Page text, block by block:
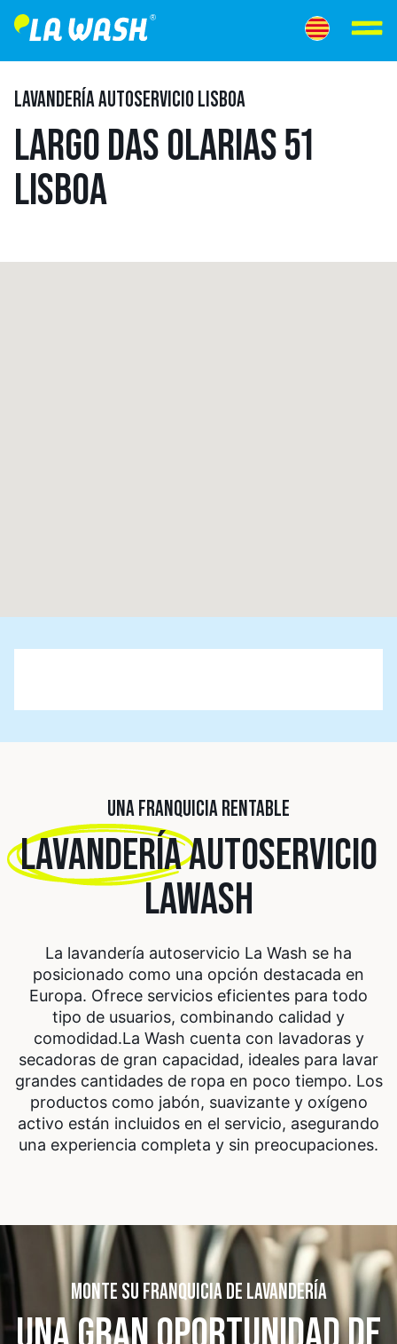
LAVANDERÍA AUTOSERVICIO LISBOA
LARGO DAS OLARIAS 51
LISBOA
UNA FRANQUICIA RENTABLE
LAVANDERÍAAUTOSERVICIO
LAWASH
La lavandería autoservicio La Wash se ha
posicionado como una opción destacada en
Europa. Ofrece servicios eficientes para todo
tipo de usuarios, combinando calidad y
comodidad.La Wash cuenta con lavadoras y
secadoras de gran capacidad, ideales para lavar
grandes cantidades de ropa en poco tiempo. Los
productos como jabón, suavizante y oxígeno
activo están incluidos en el servicio, asegurando
una experiencia completa y sin preocupaciones.
MONTE SU FRANQUICIA DE LAVANDERÍA
UNA GRAN OPORTUNIDADDE